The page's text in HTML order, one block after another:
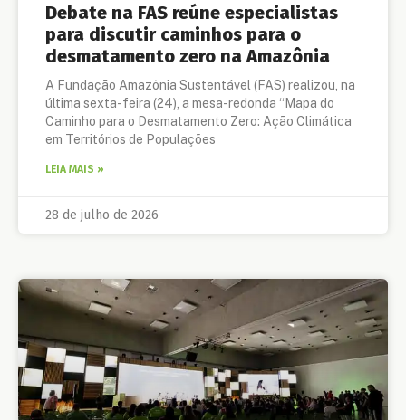
Debate na FAS reúne especialistas
para discutir caminhos para o
desmatamento zero na Amazônia
A Fundação Amazônia Sustentável (FAS) realizou, na
última sexta-feira (24), a mesa-redonda “Mapa do
Caminho para o Desmatamento Zero: Ação Climática
em Territórios de Populações
LEIA MAIS »
28 de julho de 2026